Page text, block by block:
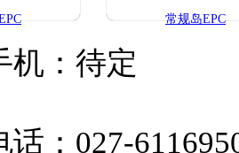
常规岛EPC
机：待定
话：027-